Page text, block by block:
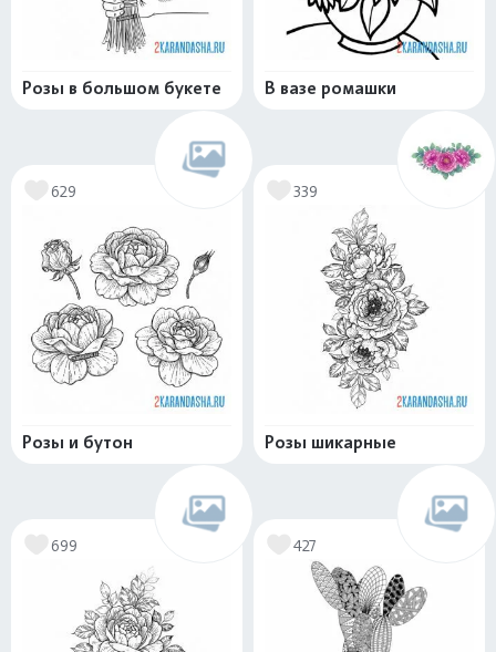
Розы в большом букете В вазе ромашки
629
Розы и бутон
339
Розы шикарные
699 427